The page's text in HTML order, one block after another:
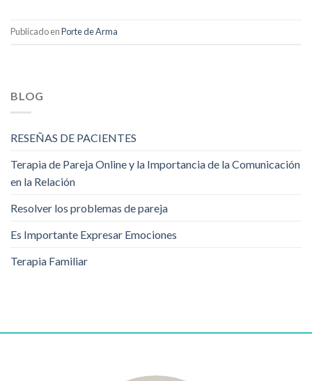
Publicado enPorte de Arma
BLOG
RESEÑAS DE PACIENTES
Terapia de Pareja Online y la Importancia de la Comunicación
en la Relación
Resolver los problemas de pareja
Es Importante Expresar Emociones
Terapia Familiar